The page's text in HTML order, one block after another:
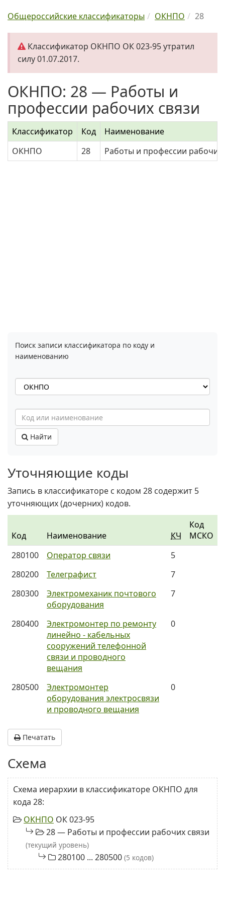
Общероссийские классификаторы ОКНПО 28
Классификатор ОКНПО ОК 023-95 утратил
силу 01.07.2017.
ОКНПО: 28 — Работы и
профессии рабочих связи
Классификатор Код
Наименование
ОКНПО
28 Работы и профессии рабочих
Поиск записи классификатора по коду и
наименованию
Найти
Уточняющие коды
Запись в классификаторе с кодом 28 содержит 5
уточняющих (дочерних) кодов.
Код Наименование КЧ
Код
МСКО
280100
Оператор связи
5
280200
Телеграфист
7
280300
Электромеханик почтового
оборудования
7
280400
Электромонтер по ремонту
линейно - кабельных
сооружений телефонной
связи и проводного
вещания
0
280500
Электромонтер
оборудования электросвязи
и проводного вещания
0
Печатать
Схема
Схема иерархии в классификаторе ОКНПО для
кода 28:
ОКНПО ОК 023-95
28 — Работы и профессии рабочих связи
(текущий уровень)
280100 ... 280500 (5 кодов)